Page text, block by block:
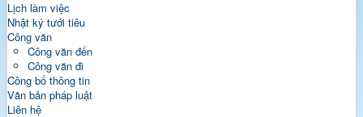
Lịch làm việc
Nhật ký tưới tiêu
Công văn
Công văn đến
Công văn đi
Công bố thông tin
Văn bản pháp luật
Liên hệ